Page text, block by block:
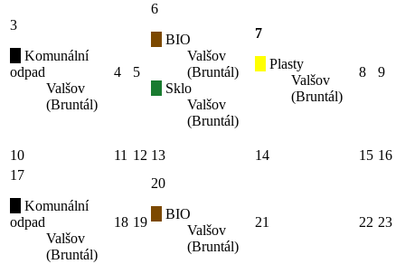
3
Komunální
odpad
Valšov
(Bruntál)
4 5
6
BIO
Valšov
(Bruntál)
Sklo
Valšov
(Bruntál)
7
Plasty
Valšov
(Bruntál)
8 9
10 11 12 13 14 15 16
17
Komunální
odpad
Valšov
(Bruntál)
18 19
20
BIO
Valšov
(Bruntál)
21 22 23